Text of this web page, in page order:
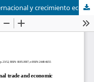
América Latina y China: comercio internacional y crecimiento económico